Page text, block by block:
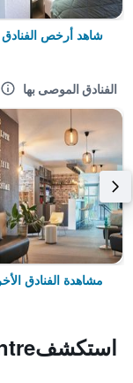
شاهد أرخص
الفنادق الموصى بها
مشاهدة الفنادق
استكشفLille-Centre, ليل